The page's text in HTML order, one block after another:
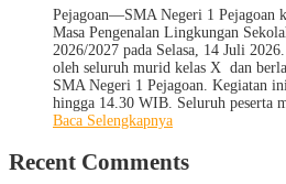
Pejagoan—SMA Negeri 1 Pejagoan
Masa Pengenalan Lingkungan
2026/2027 pada Selasa, 14 Juli
oleh seluruh murid kelas X dan
SMA Negeri 1 Pejagoan. Kegiatan
hingga 14.30 WIB. Seluruh peserta
Baca Selengkapnya:
Ramah
Hari
Recent Comments